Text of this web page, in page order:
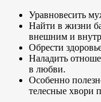
Уравновесить
Найти в жизни
внешним и
Обрести
Наладить
в любви.
Особенно
телесные хвори